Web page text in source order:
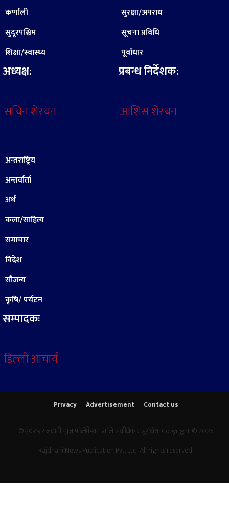
कर्णाली
सुदूरपश्चिम
शिक्षा/स्वास्थ्य
अध्यक्ष:
सचिन शेरचन
सुरक्षा/अपराध
सूचना प्रविधि
पूर्वाधार
प्रबन्ध निर्देशक:
आशिस शेरचन
अन्तराष्ट्रिय
अन्तर्वार्ता
अर्थ
कला/साहित्य
समाचार
विदेश
सौजन्य
कृषि/ पर्यटन
सम्पादकः
डिल्ली आचार्य
Privacy Advertisement Contact us
© २०२५ राजधानी न्युज पब्लिकेशन प्रा.लि सर्वाधिकार सुरक्षित Copyright © 2025
Rajdhani News Publication Pvt. Ltd. All rights reserved.